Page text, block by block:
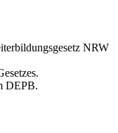
NRW
DEPB.